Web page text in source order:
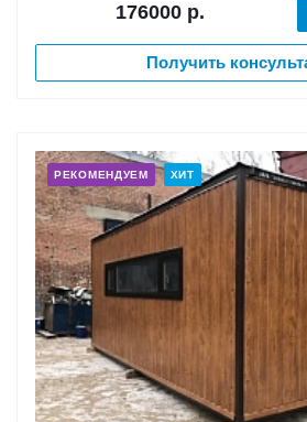
176000 р.
Получить
РЕКОМЕНДУЕМ ХИТ